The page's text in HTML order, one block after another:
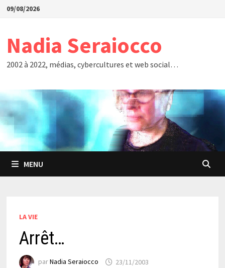
Passer
09/08/2026
Nadia Seraiocco
2002 à 2022, médias, cybercultures et web social…
MENU
LA VIE
Arrêt…
parNadia Seraiocco 23/11/2003